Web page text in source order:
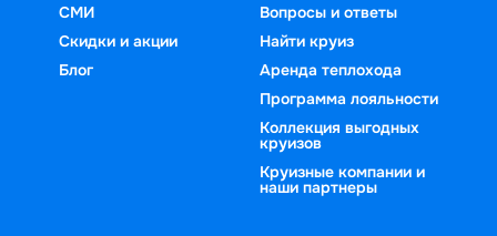
СМИ
Скидки и акции
Блог
Вопросы и ответы
Найти круиз
Аренда теплохода
Программа лояльности
Коллекция выгодных
круизов
Круизные компании и
наши партнеры